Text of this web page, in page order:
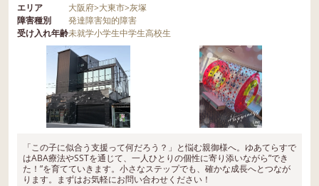
エリア 大阪府>大東市>灰塚
障害種別
発達障害知的障害
受け入れ年齢未就学小学生中学生高校生
「この子に似合う支援って何だろう？」と悩む親御様へ。ゆあてらすで
はABA療法やSSTを通じて、一人ひとりの個性に寄り添いながら”でき
た！”を育てていきます。小さなステップでも、確かな成長へとつなが
ります。まずはお気軽にお問い合わせください！